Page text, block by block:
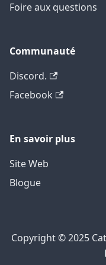
Foire aux questions
Communauté
Discord.
Facebook
En savoir plus
Site Web
Blogue
Copyright ©️ 2025